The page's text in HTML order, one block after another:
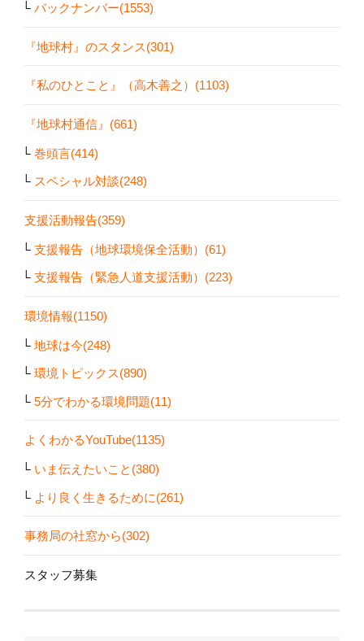
バックナンバー(1553)
『地球村』のスタンス(301)
『私のひとこと』（高木善之）(1103)
『地球村通信』(661)
巻頭言(414)
スペシャル対談(248)
支援活動報告(359)
支援報告（地球環境保全活動）(61)
支援報告（緊急人道支援活動）(223)
環境情報(1150)
地球は今(248)
環境トピックス(890)
5分でわかる環境問題(11)
よくわかるYouTube(1135)
いま伝えたいこと(380)
より良く生きるために(261)
事務局の社窓から(302)
スタッフ募集